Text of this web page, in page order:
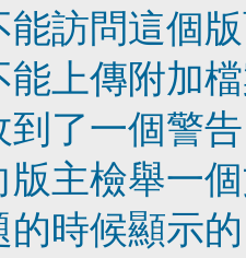
能訪問這個
能上傳附加
到了一個警
版主檢舉一
的時候顯示